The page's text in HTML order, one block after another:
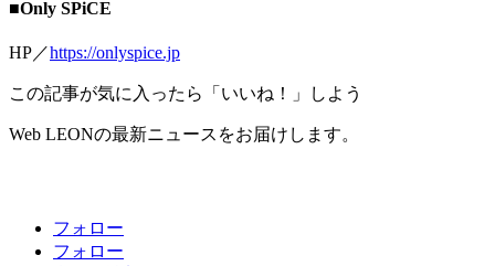
■Only SPiCE
HP／https://onlyspice.jp
この記事が気に入ったら「いいね！」しよう
Web LEONの最新ニュースをお届けします。
フォロー
フォロー